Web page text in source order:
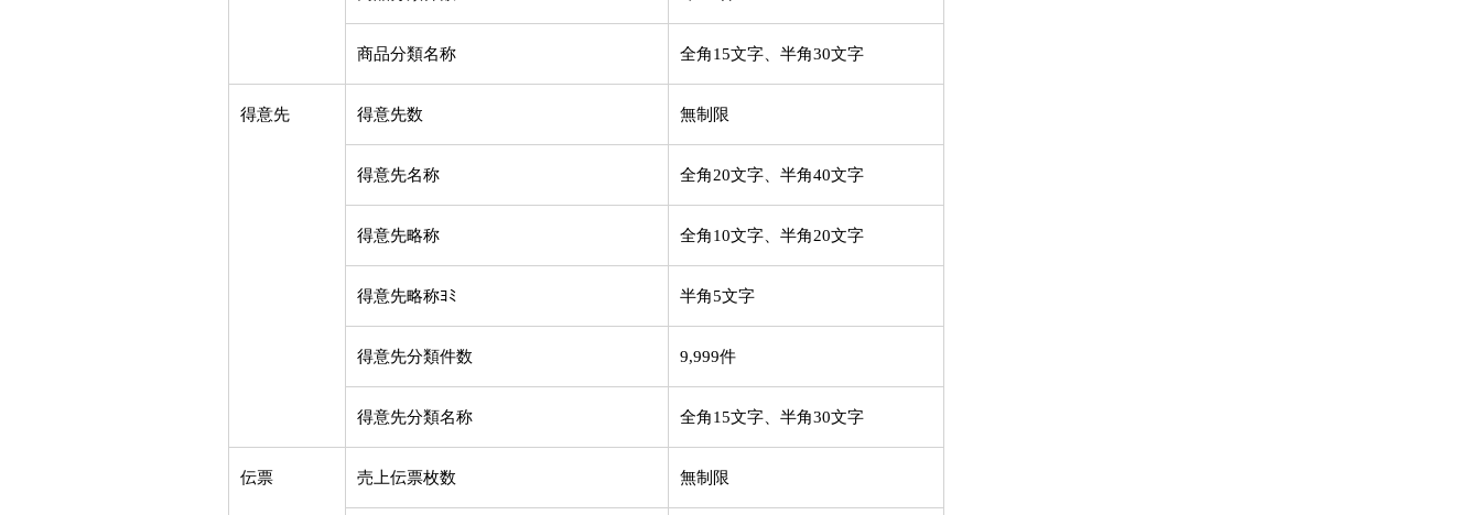
商品分類名称 全角15文字、半角30文字
得意先 得意先数 無制限
得意先名称 全角20文字、半角40文字
得意先略称 全角10文字、半角20文字
得意先略称ﾖﾐ 半角5文字
得意先分類件数 9,999件
得意先分類名称 全角15文字、半角30文字
伝票 売上伝票枚数 無制限